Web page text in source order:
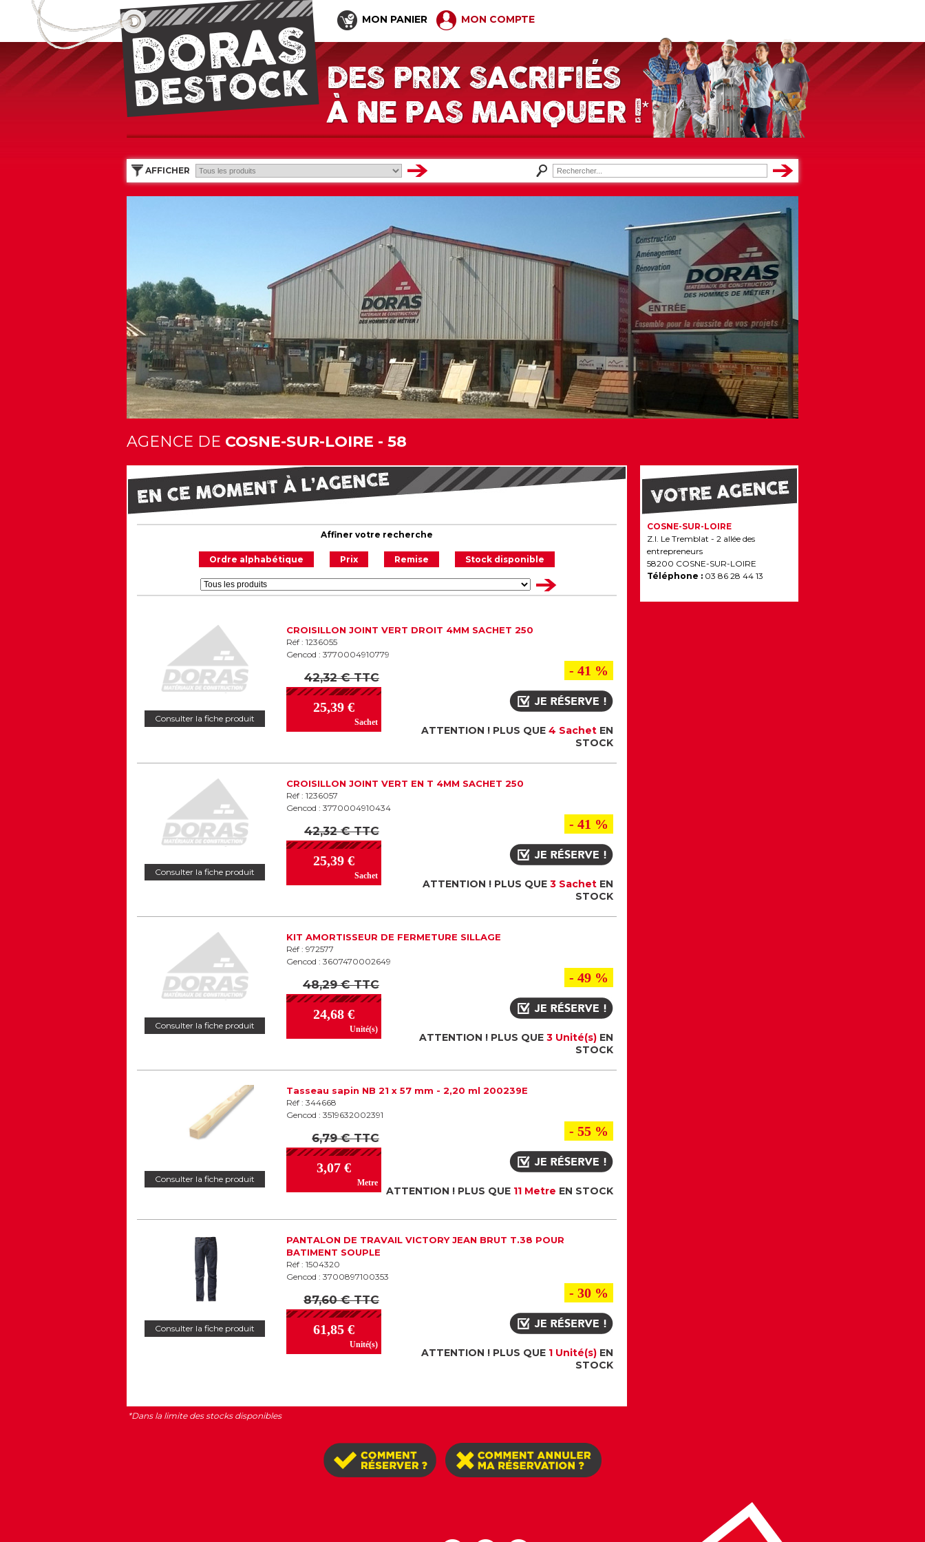
MON PANIER MON COMPTE
AFFICHER
AGENCE DE COSNE-SUR-LOIRE - 58
Affiner votre recherche
Ordre alphabétique Prix Remise Stock disponible
Consulter la fiche produit
CROISILLON JOINT VERT DROIT 4MM SACHET 250
Réf : 1236055
Gencod : 3770004910779
42,32 € TTC
25,39 €
Sachet
- 41 %
ATTENTION ! PLUS QUE 4 Sachet EN
STOCK
Consulter la fiche produit
CROISILLON JOINT VERT EN T 4MM SACHET 250
Réf : 1236057
Gencod : 3770004910434
42,32 € TTC
25,39 €
Sachet
- 41 %
ATTENTION ! PLUS QUE 3 Sachet EN
STOCK
Consulter la fiche produit
KIT AMORTISSEUR DE FERMETURE SILLAGE
Réf : 972577
Gencod : 3607470002649
48,29 € TTC
24,68 €
Unité(s)
- 49 %
ATTENTION ! PLUS QUE 3 Unité(s) EN
STOCK
Consulter la fiche produit
Tasseau sapin NB 21 x 57 mm - 2,20 ml 200239E
Réf : 344668
Gencod : 3519632002391
6,79 € TTC
3,07 €
Metre
- 55 %
ATTENTION ! PLUS QUE 11 Metre EN STOCK
Consulter la fiche produit
PANTALON DE TRAVAIL VICTORY JEAN BRUT T.38 POUR
BATIMENT SOUPLE
Réf : 1504320
Gencod : 3700897100353
87,60 € TTC
61,85 €
Unité(s)
- 30 %
ATTENTION ! PLUS QUE 1 Unité(s) EN
STOCK
COSNE-SUR-LOIRE
Z.I. Le Tremblat - 2 allée des
entrepreneurs
58200 COSNE-SUR-LOIRE
Téléphone : 03 86 28 44 13
*Dans la limite des stocks disponibles